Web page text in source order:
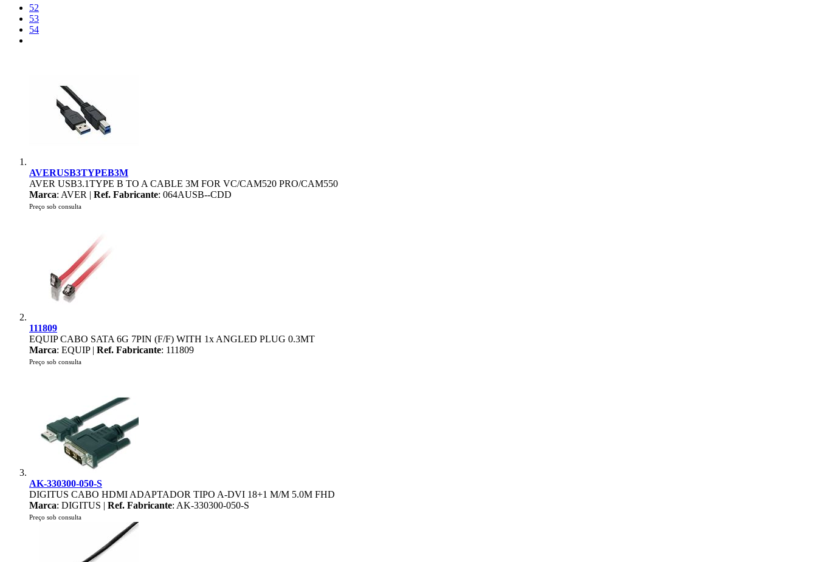
52
53
54
AVERUSB3TYPEB3M
AVER USB3.1TYPE B TO A CABLE 3M FOR VC/CAM520 PRO/CAM550
Marca: AVER | Ref. Fabricante: 064AUSB--CDD
Preço sob consulta
111809
EQUIP CABO SATA 6G 7PIN (F/F) WITH 1x ANGLED PLUG 0.3MT
Marca: EQUIP | Ref. Fabricante: 111809
Preço sob consulta
AK-330300-050-S
DIGITUS CABO HDMI ADAPTADOR TIPO A-DVI 18+1 M/M 5.0M FHD
Marca: DIGITUS | Ref. Fabricante: AK-330300-050-S
Preço sob consulta